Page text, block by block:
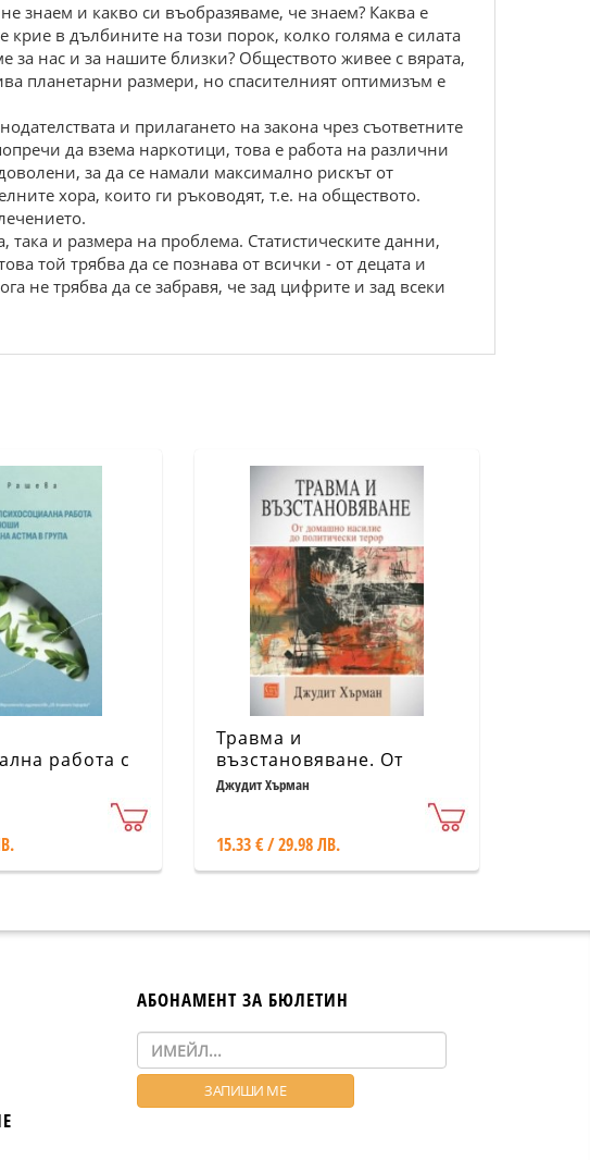
знаем и какво си въобразяваме, че знаем? Каква е
крие в дълбините на този порок, колко голяма е силата
за нас и за нашите близки? Обществото живее с вярата,
планетарни размери, но спасителният оптимизъм е
и прилагането на закона чрез съответните
да взема наркотици, това е работа на различни
за да се намали максимално рискът от
хора, които ги ръководят, т.е. на обществото.
и размера на проблема. Статистическите данни,
той трябва да се познава от всички - от децата и
не трябва да се забравя, че зад цифрите и зад всеки
работа с
с
Травма и
възстановяване. От
домашно насилие до
Джудит Хърман
15.33 € / 29.98 ЛВ.
АБОНАМЕНТ ЗА БЮЛЕТИН